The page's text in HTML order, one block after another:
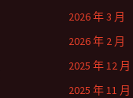
2026 年 3 月
2026 年 2 月
2025 年 12 月
2025 年 11 月